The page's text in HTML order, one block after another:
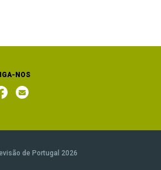
NOS
de Portugal 2026